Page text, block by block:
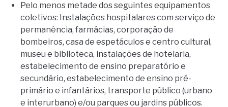
Pelo menos metade dos seguintes equipamentos
coletivos: Instalações hospitalares com serviço de
permanência, farmácias, corporação de
bombeiros, casa de espetáculos e centro cultural,
museu e biblioteca, instalações de hotelaria,
estabelecimento de ensino preparatório e
secundário, estabelecimento de ensino pré-
primário e infantários, transporte público (urbano
e interurbano) e/ou parques ou jardins públicos.